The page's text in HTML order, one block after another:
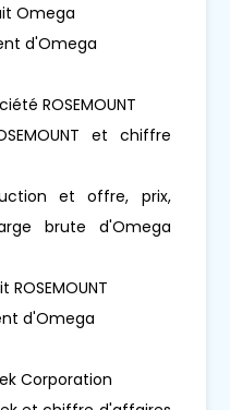
Omega
d'Omega
ROSEMOUNT
et chiffre
et offre, prix,
brute d'Omega
d'Omega
Corporation